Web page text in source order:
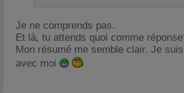
Je ne comprends pas.
Et là, tu attends quoi comme
Mon résumé me semble clair. Je
avec moi